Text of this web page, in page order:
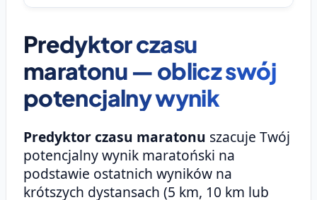
Predyktor czasu
maratonu — oblicz swój
potencjalny wynik
Predyktor czasu maratonu szacuje Twój
potencjalny wynik maratoński na
podstawie ostatnich wyników na
krótszych dystansach (5 km, 10 km lub